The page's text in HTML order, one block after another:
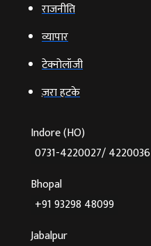
राजनीति
व्‍यापार
टेक्‍नोलॉजी
ज़रा हटके
Indore (HO)
0731-4220027/ 4220036
Bhopal
+91 93298 48099
Jabalpur